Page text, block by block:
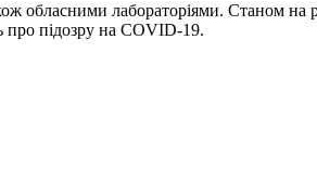
обласними лабораторіями. Станом
про підозру на COVID-19.